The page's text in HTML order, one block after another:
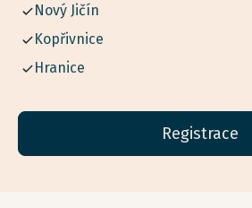
Nový Jičín
Kopřivnice
Hranice
Registrace